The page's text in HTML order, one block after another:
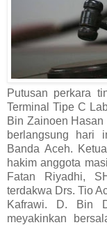
Putusan perkara
Terminal Tipe C
Bin Zainoen
berlangsung hari
Banda Aceh.
hakim anggota
Fatan Riyadhi,
terdakwa Drs. Tio
Kafrawi. D. Bin
meyakinkan